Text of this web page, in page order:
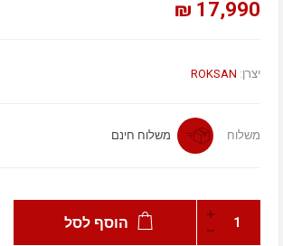
17,990 ₪
יצרן: ROKSAN
משלוח משלוח חינם
הוסף לסל